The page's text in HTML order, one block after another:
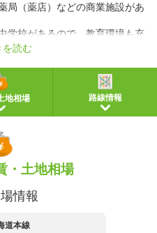
局（薬店）などの商業施設があ
学校があるので、教育環境も充
所要時間での乗り換え経路を採用していま
を読む
地相場 路線情報
・土地相場
情報
道本線